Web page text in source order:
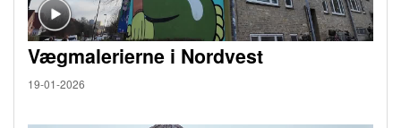
Vægmalerierne i Nordvest
19-01-2026